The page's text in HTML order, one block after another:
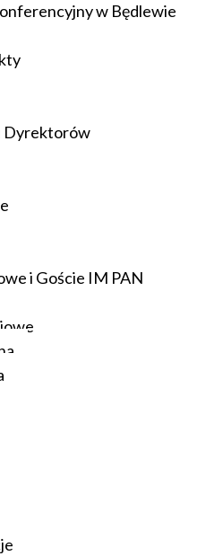
w Będlewie
Dyrektorów
i Goście IM PAN